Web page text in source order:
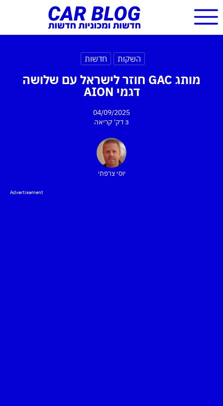
השקות חדשות
מותג GAC חוזר לישראל עם שלושה
דגמי AION
04/09/2025
3 דק'
קריאה
יוסי צרפתי
Advertisement